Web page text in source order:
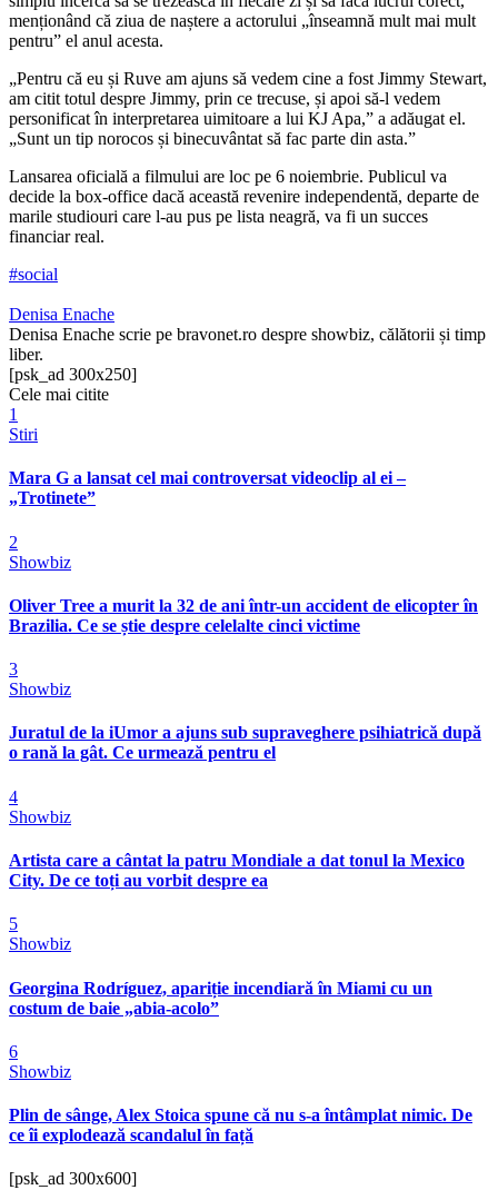
menționând că ziua de naștere a actorului „înseamnă mult mai mult
pentru” el anul acesta.
„Pentru că eu și Ruve am ajuns să vedem cine a fost Jimmy Stewart,
am citit totul despre Jimmy, prin ce trecuse, și apoi să-l vedem
personificat în interpretarea uimitoare a lui KJ Apa,” a adăugat el.
„Sunt un tip norocos și binecuvântat să fac parte din asta.”
Lansarea oficială a filmului are loc pe 6 noiembrie. Publicul va
decide la box-office dacă această revenire independentă, departe de
marile studiouri care l-au pus pe lista neagră, va fi un succes
financiar real.
#social
Denisa Enache
Denisa Enache scrie pe bravonet.ro despre showbiz, călătorii și timp
liber.
[psk_ad 300x250]
Cele mai citite
1
Stiri
Mara G a lansat cel mai controversat videoclip al ei –
„Trotinete”
2
Showbiz
Oliver Tree a murit la 32 de ani într-un accident de elicopter în
Brazilia. Ce se știe despre celelalte cinci victime
3
Showbiz
Juratul de la iUmor a ajuns sub supraveghere psihiatrică după
o rană la gât. Ce urmează pentru el
4
Showbiz
Artista care a cântat la patru Mondiale a dat tonul la Mexico
City. De ce toți au vorbit despre ea
5
Showbiz
Georgina Rodríguez, apariție incendiară în Miami cu un
costum de baie „abia-acolo”
6
Showbiz
Plin de sânge, Alex Stoica spune că nu s-a întâmplat nimic. De
ce îi explodează scandalul în față
[psk_ad 300x600]